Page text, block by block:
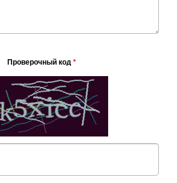
Проверочный код *